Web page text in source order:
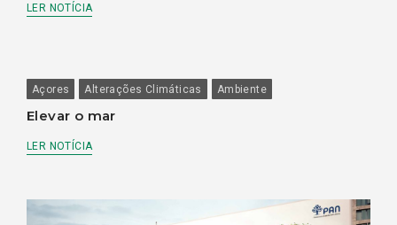
LER NOTÍCIA
Açores Alterações Climáticas Ambiente
Elevar o mar
LER NOTÍCIA